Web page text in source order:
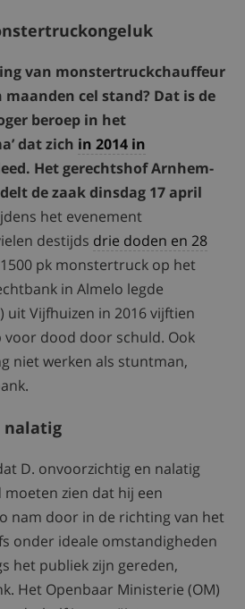
van monstertruckchauffeur
cel stand? Dat is de
beroep in het
dat zich in 2014 in
Het gerechtshof Arnhem-
de zaak dinsdag 17 april
het evenement
destijds drie doden en 28
pk monstertruck op het
in Almelo legde
uit Vijfhuizen in 2016 vijftien
dood door schuld. Ook
niet werken als stuntman,
nalatig
D. onvoorzichtig en nalatig
moeten zien dat hij een
nam door in de richting van het
onder ideale omstandigheden
het publiek zijn gereden,
Het Openbaar Ministerie (OM)